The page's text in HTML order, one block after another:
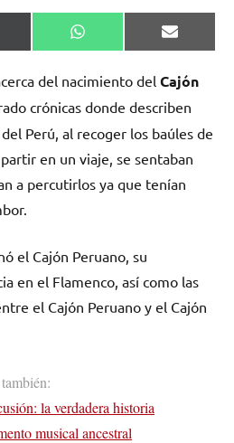
Compartir
en
WhatsApp
en
Email
del nacimiento del Cajón
crónicas donde describen
Perú, al recoger los baúles de
en un viaje, se sentaban
a percutirlos ya que tenían
el Cajón Peruano, su
en el Flamenco, así como las
el Cajón Peruano y el Cajón
la verdadera historia
musical ancestral